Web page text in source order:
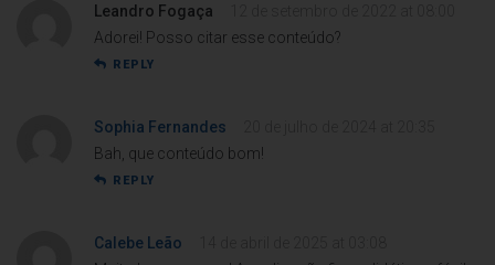
Leandro Fogaça
Adorei! Posso citar esse conteúdo?
REPLY
Sophia Fernandes
Bah, que conteúdo bom!
REPLY
Calebe Leão